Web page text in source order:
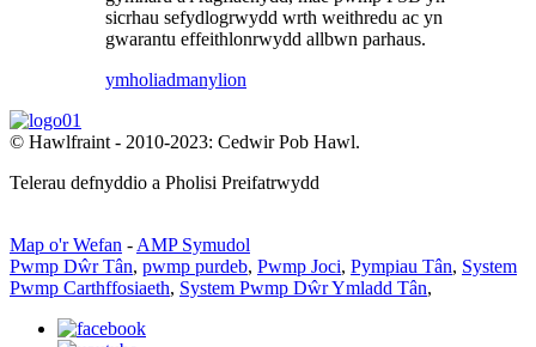
sicrhau sefydlogrwydd wrth weithredu ac yn
gwarantu effeithlonrwydd allbwn parhaus.
ymholiadmanylion
© Hawlfraint - 2010-2023: Cedwir Pob Hawl.
Telerau defnyddio a Pholisi Preifatrwydd
Map o'r Wefan - AMP Symudol
Pwmp Dŵr Tân, pwmp purdeb, Pwmp Joci, Pympiau Tân, System
Pwmp Carthffosiaeth, System Pwmp Dŵr Ymladd Tân,